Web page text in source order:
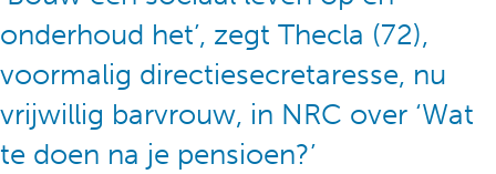
onderhoud het’, zegt Thecla (72),
voormalig directiesecretaresse, nu
vrijwillig barvrouw, in NRC over ‘Wat
te doen na je pensioen?’